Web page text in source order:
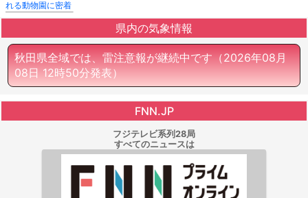
れる動物園に密着
県内の気象情報
秋田県全域では、雷注意報が継続中です（2026年08月
08日 12時50分発表）
FNN.JP
フジテレビ系列28局
すべてのニュースは